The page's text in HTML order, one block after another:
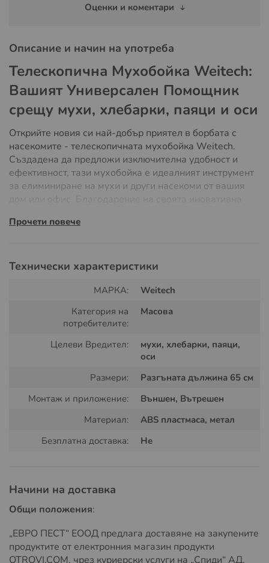
Оценки и коментари
Описание и начин на употреба
Телескопична Мухобойка Weitech:
Вашият Универсален Помощник
срещу мухи, хлебарки, паяци и оси
Открийте новия си най-добър приятел в борбата с
насекомите - телескопичната мухобойка Weitech.
Създадена да предложи изключителна удобност и
ефективност, тази мухобойка е идеалният инструмент
за елиминиране на мухи и други насекоми от вашия
решение за контрол над досадните насекоми.
се регулира до 65 см, нашата мухобойка ви
позволява лесно да достигнете до всяко място - от
най-ниските точки до най-високите тавани и стени.
насекомите там, където те обикновено биха били
трудни за удар.
Компактност и Удобство за Съхранение:
напълно, което я прави изключително компактна и
лесна за съхранение във всякакви пространства,
без да заема много място.
получавате не само практичен инструмент, но и
стени или в други труднодостъпни места.
Размери (разгъната): Дължина до 65 см x Ширина
11 см
Прочети повече
Технически характеристики
МАРКА:
Weitech
Категория на
потребителите:
Масова
Целеви Вредител:
мухи, хлебарки, паяци,
оси
Размери:
Разгъната дължина 65 см
Монтаж и приложение:
Външен, Вътрешен
Материал:
ABS пластмаса, метал
Безплатна доставка:
Не
Начини на доставка
Общи положения:
„ЕВРО ПЕСТ“ ЕООД предлага доставяне на закупените
продуктите от електронния магазин продукти
OTROVI.COM, чрез куриерски услуги на „Спиди“ АД,